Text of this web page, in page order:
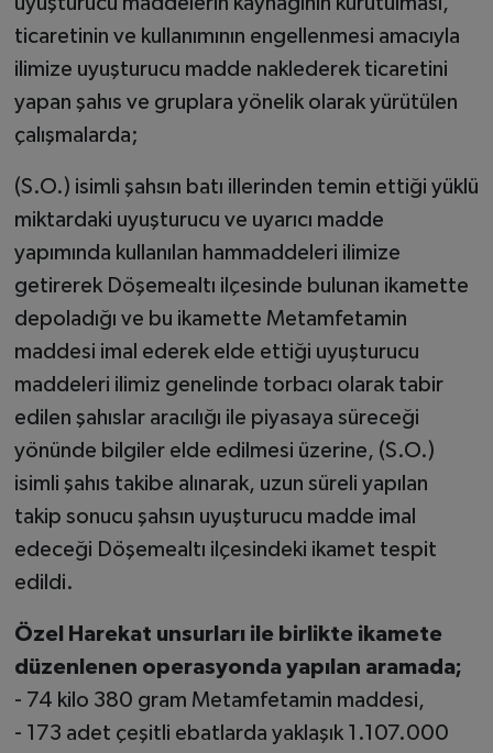
ticaretinin ve kullanımının engellenmesi amacıyla
ilimize uyuşturucu madde naklederek ticaretini
yapan şahıs ve gruplara yönelik olarak yürütülen
çalışmalarda;
(S.O.) isimli şahsın batı illerinden temin ettiği yüklü
miktardaki uyuşturucu ve uyarıcı madde
yapımında kullanılan hammaddeleri ilimize
getirerek Döşemealtı ilçesinde bulunan ikamette
depoladığı ve bu ikamette Metamfetamin
maddesi imal ederek elde ettiği uyuşturucu
maddeleri ilimiz genelinde torbacı olarak tabir
edilen şahıslar aracılığı ile piyasaya süreceği
yönünde bilgiler elde edilmesi üzerine, (S.O.)
isimli şahıs takibe alınarak, uzun süreli yapılan
takip sonucu şahsın uyuşturucu madde imal
edeceği Döşemealtı ilçesindeki ikamet tespit
edildi.
Özel Harekat unsurları ile birlikte ikamete
düzenlenen operasyonda yapılan aramada;
- 74 kilo 380 gram Metamfetamin maddesi,
- 173 adet çeşitli ebatlarda yaklaşık 1.107.000